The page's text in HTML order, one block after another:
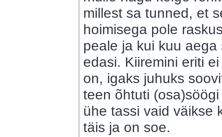
millest sa tunned, et
hoimisega pole
peale ja kui kuu
edasi. Kiiremini eriti
on, igaks juhuks
teen õhtuti
ühe tassi vaid väikse
täis ja on soe.